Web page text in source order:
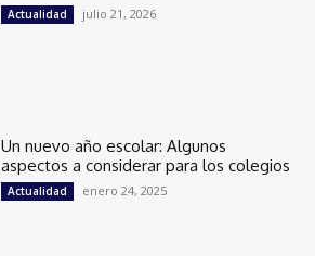
Actualidad julio 21, 2026
Un nuevo año escolar: Algunos
aspectos a considerar para los colegios
Actualidad enero 24, 2025